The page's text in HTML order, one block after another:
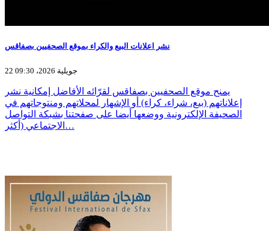
نشر اعلانات البيع والكراء بموقع الصحفيين بصفاقس
22 جويلية 2026، 09:30
يمنح موقع الصحفيين بصفاقس لقرّائه الأفاضل إمكانية نشر
إعلاناتهم (بيع، شراء، كراء) أو الإشهار لمحلاتهم ومنتوجاتهم في
الصحيفة الإلكترونية ووضعها أيضا على صفحتنا بشبكة التواصل
الاجتماعي (أكثر…